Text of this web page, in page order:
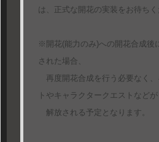
は、正式な開花の実装をお待ちく
※開花(能力のみ)への開花合成後
された場合、
再度開花合成を行う必要なく、
トやキャラクタークエストなどが
解放される予定となります。